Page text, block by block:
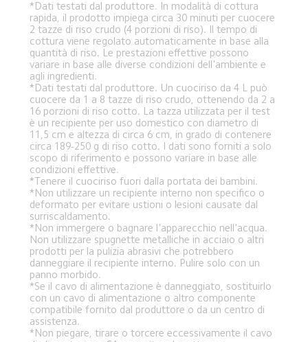
*Dati testati dal produttore. In modalità di cottura
rapida, il prodotto impiega circa 30 minuti per cuocere
2 tazze di riso crudo (4 porzioni di riso). Il tempo di
cottura viene regolato automaticamente in base alla
quantità di riso. Le prestazioni effettive possono
variare in base alle diverse condizioni dell'ambiente e
agli ingredienti.
*Dati testati dal produttore. Un cuociriso da 4 L può
cuocere da 1 a 8 tazze di riso crudo, ottenendo da 2 a
16 porzioni di riso cotto. La tazza utilizzata per il test
è un recipiente per uso domestico con diametro di
11,5 cm e altezza di circa 6 cm, in grado di contenere
circa 189-250 g di riso cotto. I dati sono forniti a solo
scopo di riferimento e possono variare in base alle
condizioni effettive.
*Tenere il cuociriso fuori dalla portata dei bambini.
*Non utilizzare un recipiente interno non specifico o
deformato per evitare ustioni o lesioni causate dal
surriscaldamento.
*Non immergere o bagnare l'apparecchio nell'acqua.
Non utilizzare spugnette metalliche in acciaio o altri
prodotti per la pulizia abrasivi che potrebbero
danneggiare il recipiente interno. Pulire solo con un
panno morbido.
*Se il cavo di alimentazione è danneggiato, sostituirlo
con un cavo di alimentazione o altro componente
compatibile fornito dal produttore o da un centro di
assistenza.
*Non piegare, tirare o torcere eccessivamente il cavo